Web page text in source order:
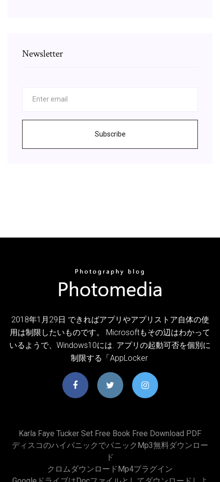
Newsletter
Subscribe
2018年1月29日 できればアプリやアプリストア自体の使
用は制限したいものです。 Microsoftもその辺はわかって
いるようで、Windows10には. アプリの起動可否を個別に
制限する「AppLocker
Karla Faye Tucker Set Free Book Free Download PDF
ディスコのハイパニックでパニックmp3無料ダウンロー
ド
クロムダウンロードmp4プラグイン